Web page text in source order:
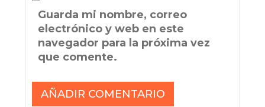
Guarda mi nombre, correo
electrónico y web en este
navegador para la próxima vez
que comente.